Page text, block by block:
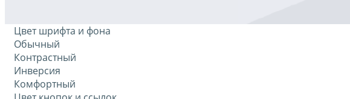
Цвет шрифта и фона
Обычный
Контрастный
Инверсия
Комфортный